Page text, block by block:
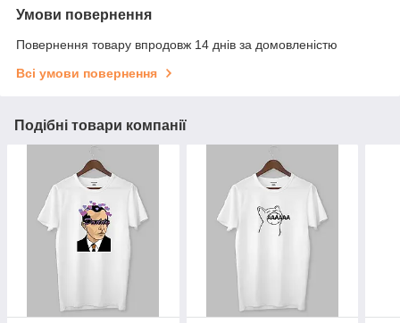
Умови повернення
Повернення товару впродовж 14 днів за домовленістю
Всі умови повернення
Подібні товари компанії